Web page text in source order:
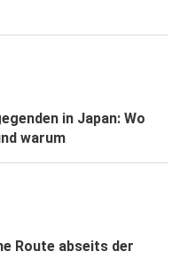
in Japan: Wo
warum
Route abseits der